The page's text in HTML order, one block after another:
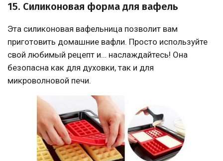
15. Силиконовая форма для вафель
Эта силиконовая вафельница позволит вам
приготовить домашние вафли. Просто используйте
свой любимый рецепт и… наслаждайтесь! Она
безопасна как для духовки, так и для
микроволновой печи.